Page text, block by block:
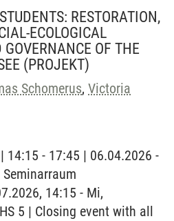
RESTORATION,
ECOLOGICAL
OF THE
(PROJEKT)
Schomerus, Victoria
- 17:45 | 06.04.2026 -
14:15 - Mi,
5 | Closing event with all